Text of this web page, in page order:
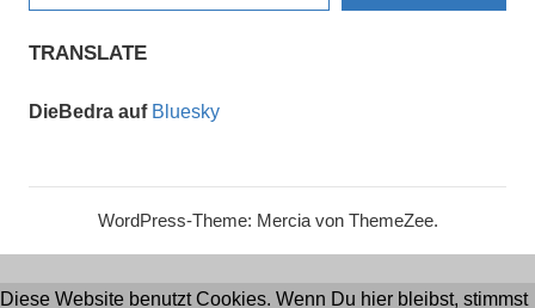
TRANSLATE
DieBedra auf Bluesky
WordPress-Theme: Mercia von ThemeZee.
Diese Website benutzt Cookies. Wenn Du hier bleibst, stimmst